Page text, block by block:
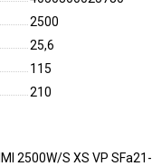
2500
25,6
115
210
2500W/S XS VP SFa21-